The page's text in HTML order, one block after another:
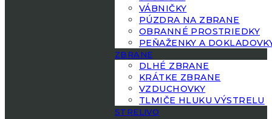
VÁBNIČKY
PÚZDRA NA ZBRANE
OBRANNÉ PROSTRIEDKY
PEŇAŽENKY A
ZBRANE
DLHÉ ZBRANE
KRÁTKE ZBRANE
VZDUCHOVKY
TLMIČE HLUKU VÝSTRELU
STRELIVO